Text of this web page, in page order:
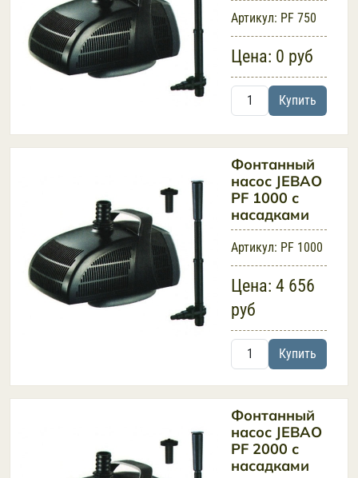
Артикул: PF 750
Цена: 0 руб
Купить
Фонтанный
насос JEBAO
PF 1000 с
насадками
Артикул: PF 1000
Цена: 4 656
руб
Купить
Фонтанный
насос JEBAO
PF 2000 с
насадками